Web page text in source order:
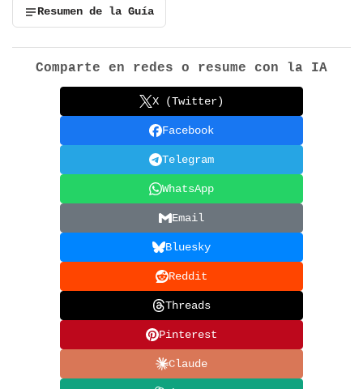
Resumen de la Guía
Comparte en redes o resume con la IA
X (Twitter)
Facebook
Telegram
WhatsApp
Email
Bluesky
Reddit
Threads
Pinterest
Claude